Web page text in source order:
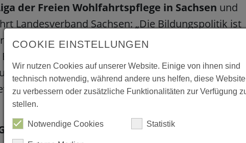
der Freien Wohlfahrtspflege in Sachsen und
Landesverband Sachsen: „Die Bildungspolitik ist
muss deshalb seiner Verantwortung
als Investition in die Zukunft begreifen. Die
dem jetzigen Niveau erhalten bleiben, sodass
für Kommunen finanzierbar und für Eltern
„Die bessere Kita"
COOKIE EINSTELLUNGEN
Wir nutzen Cookies auf unserer Website. Einige von ihnen sind
technisch notwendig, während andere uns helfen, diese Website
zu verbessern oder zusätzliche Funktionalitäten zur Verfügung
stellen.
Notwendige Cookies Statistik